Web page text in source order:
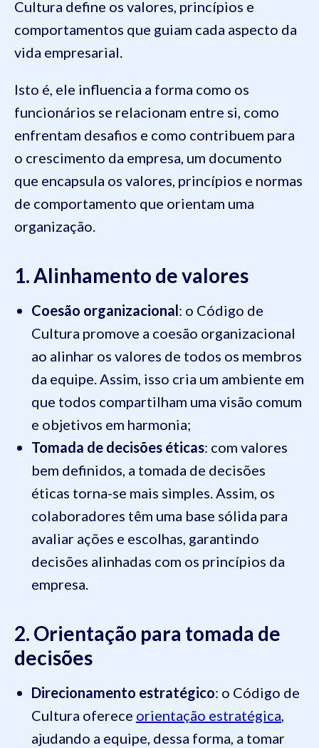
Cultura define os valores, princípios e
comportamentos que guiam cada aspecto da
vida empresarial.
Isto é, ele influencia a forma como os
funcionários se relacionam entre si, como
enfrentam desafios e como contribuem para
o crescimento da empresa, um documento
que encapsula os valores, princípios e normas
de comportamento que orientam uma
organização.
1. Alinhamento de valores
Coesão organizacional: o Código de
Cultura promove a coesão organizacional
ao alinhar os valores de todos os membros
da equipe. Assim, isso cria um ambiente em
que todos compartilham uma visão comum
e objetivos em harmonia;
Tomada de decisões éticas: com valores
bem definidos, a tomada de decisões
éticas torna-se mais simples. Assim, os
colaboradores têm uma base sólida para
avaliar ações e escolhas, garantindo
decisões alinhadas com os princípios da
empresa.
2. Orientação para tomada de
decisões
Direcionamento estratégico: o Código de
Cultura oferece orientação estratégica,
ajudando a equipe, dessa forma, a tomar